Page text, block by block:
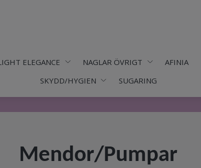
ELEGANCE NAGLAR ÖVRIGT AFINIA
SKYDD/HYGIEN
SUGARING
Mendor/Pumpar